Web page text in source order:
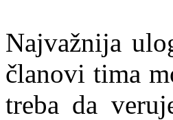
Najvažnija
članovi tima
treba da